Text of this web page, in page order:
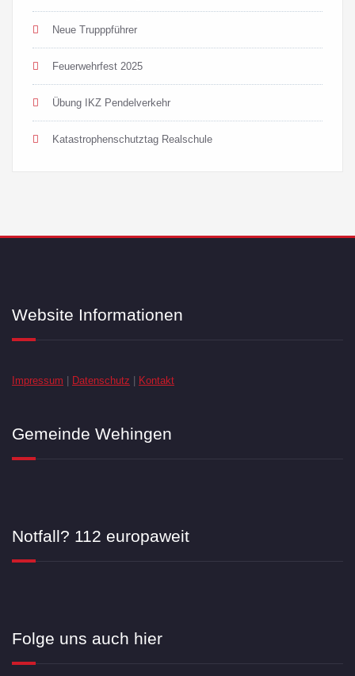
Neue Trupppführer
Feuerwehrfest 2025
Übung IKZ Pendelverkehr
Katastrophenschutztag Realschule
Website Informationen
Impressum Datenschutz Kontakt
Gemeinde Wehingen
Notfall? 112 europaweit
Folge uns auch hier